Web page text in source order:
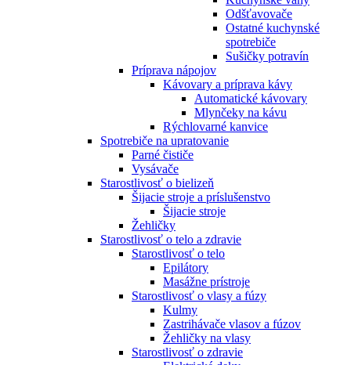
Odšťavovače
Ostatné kuchynské
spotrebiče
Sušičky potravín
Príprava nápojov
Kávovary a príprava kávy
Automatické kávovary
Mlynčeky na kávu
Rýchlovarné kanvice
Spotrebiče na upratovanie
Parné čističe
Vysávače
Starostlivosť o bielizeň
Šijacie stroje a príslušenstvo
Šijacie stroje
Žehličky
Starostlivosť o telo a zdravie
Starostlivosť o telo
Epilátory
Masážne prístroje
Starostlivosť o vlasy a fúzy
Kulmy
Zastrihávače vlasov a fúzov
Žehličky na vlasy
Starostlivosť o zdravie